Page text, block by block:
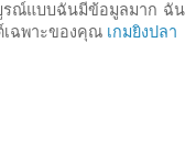
รณ์แบบฉันมีข้อมูลมาก ฉัน
เฉพาะของคุณ เกมยิงปลา